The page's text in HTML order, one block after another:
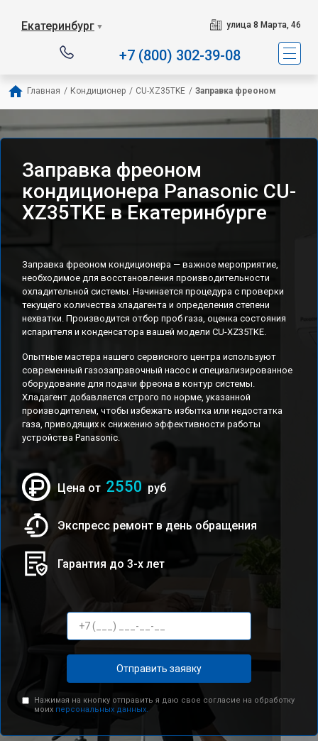
Екатеринбург ▼ улица 8 Марта, 46
+7 (800) 302-39-08
Главная / Кондиционер / CU-XZ35TKE / Заправка фреоном
Заправка фреоном
кондиционера Panasonic CU-
XZ35TKE в Екатеринбурге
Заправка фреоном кондиционера — важное мероприятие,
необходимое для восстановления производительности
охладительной системы. Начинается процедура с проверки
текущего количества хладагента и определения степени
нехватки. Производится отбор проб газа, оценка состояния
испарителя и конденсатора вашей модели CU-XZ35TKE.
Опытные мастера нашего сервисного центра используют
современный газозаправочный насос и специализированное
оборудование для подачи фреона в контур системы.
Хладагент добавляется строго по норме, указанной
производителем, чтобы избежать избытка или недостатка
газа, приводящих к снижению эффективности работы
устройства Panasonic.
Цена от 2550 руб
Экспресс ремонт в день обращения
Гарантия до 3-х лет
Отправить заявку
Нажимая на кнопку отправить я даю свое согласие на обработку
моих персональных данных.